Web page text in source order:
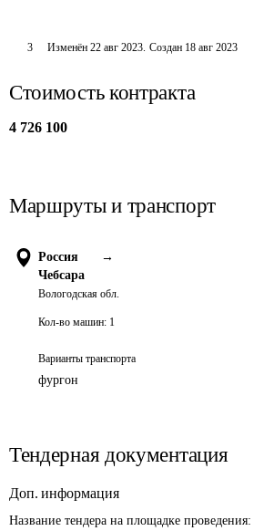
3 Изменён 22 авг 2023. Создан 18 авг 2023
Стоимость контракта
4 726 100
Маршруты и транспорт
Россия
→
Чебсара
Вологодская обл.
Кол-во машин: 1
Варианты транспорта
фургон
Тендерная документация
Доп. информация
Название тендера на площадке проведения: